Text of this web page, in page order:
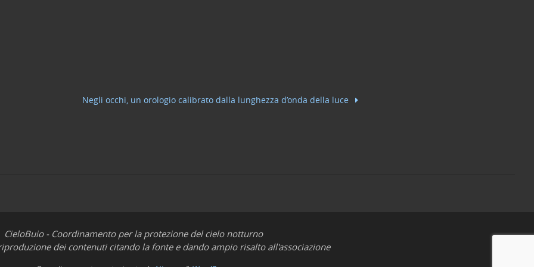
Negli occhi, un orologio calibrato dalla lunghezza d’onda della luce
CieloBuio - Coordinamento per la protezione del cielo notturno
dei contenuti citando la fonte e dando ampio risalto all'associazione